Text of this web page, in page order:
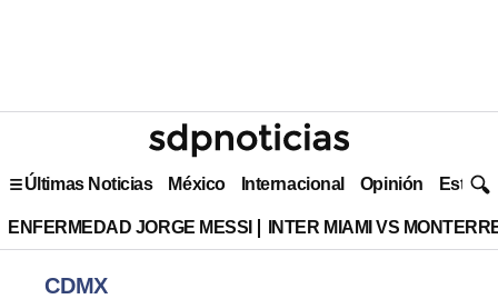
Últimas Noticias México Internacional Opinión Estilo
ENFERMEDAD JORGE MESSI INTER MIAMI VS
CDMX